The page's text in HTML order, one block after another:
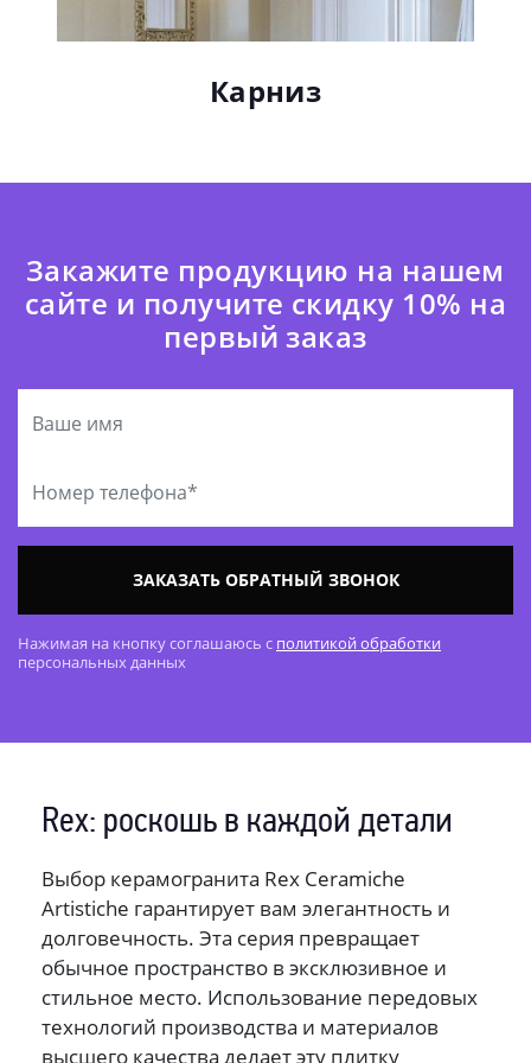
Карниз
Закажите продукцию на нашем
сайте и получите скидку 10% на
первый заказ
ЗАКАЗАТЬ ОБРАТНЫЙ ЗВОНОК
Нажимая на кнопку соглашаюсь с политикой обработки
персональных данных
Rex: роскошь в каждой детали
Выбор керамогранита Rex Ceramiche
Artistiche гарантирует вам элегантность и
долговечность. Эта серия превращает
обычное пространство в эксклюзивное и
стильное место. Использование передовых
технологий производства и материалов
высшего качества делает эту плитку